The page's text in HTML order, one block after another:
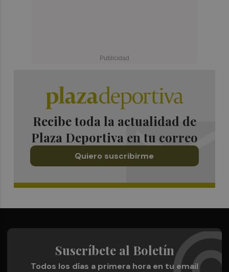
Recibe toda la actualidad de
Plaza Deportiva en tu correo
Quiero suscribirme
Suscríbete al Boletín
Todos los días a primera hora en tu email